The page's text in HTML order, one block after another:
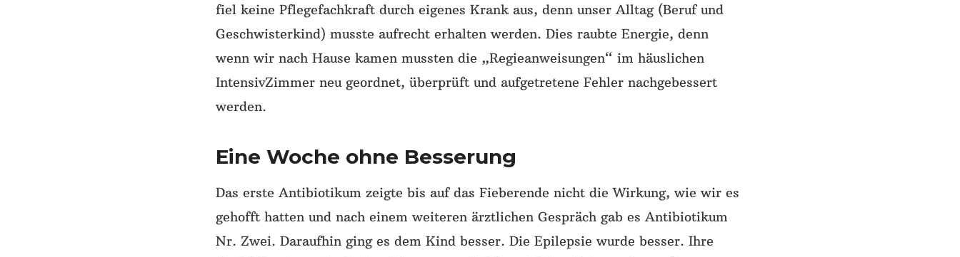
fiel keine Pflegefachkraft durch eigenes Krank aus, denn unser Alltag (Beruf und
Geschwisterkind) musste aufrecht erhalten werden. Dies raubte Energie, denn
wenn wir nach Hause kamen mussten die „Regieanweisungen“ im häuslichen
IntensivZimmer neu geordnet, überprüft und aufgetretene Fehler nachgebessert
werden.
Eine Woche ohne Besserung
Das erste Antibiotikum zeigte bis auf das Fieberende nicht die Wirkung, wie wir es
gehofft hatten und nach einem weiteren ärztlichen Gespräch gab es Antibiotikum
Nr. Zwei. Daraufhin ging es dem Kind besser. Die Epilepsie wurde besser. Ihre